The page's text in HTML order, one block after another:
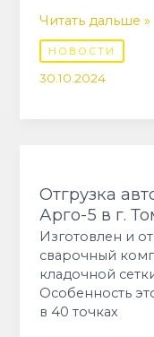
Читать дальше »
НОВОСТИ
30.10.2024
Отгрузка
Арго-5 в г.
Изготовлен и
сварочный
кладочной
Особенность
в 40 точках
машины
Арго-5
в
Томск.